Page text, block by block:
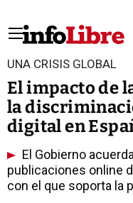
UNA CRISIS GLOBAL
El impacto de
la
digital en
El Gobierno
publicaciones online
con el que soporta la